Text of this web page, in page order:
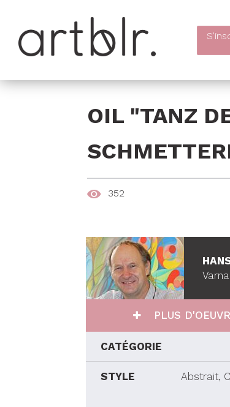
OIL "TANZ
352
PLUS
CATÉGORIE
STYLE Abstrait,